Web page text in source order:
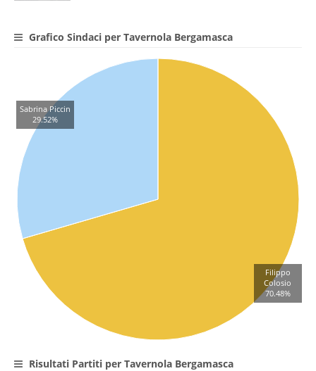
Grafico Sindaci per Tavernola Bergamasca
Filippo
Colosio
70.48%
Sabrina Piccin
29.52%
Risultati Partiti per Tavernola Bergamasca